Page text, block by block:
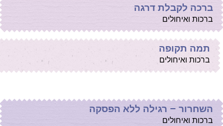
ברכה לקבלת דרגה
ברכות ואיחולים
תמה תקופה
ברכות ואיחולים
השחרור – רגילה ללא הפסקה
ברכות ואיחולים